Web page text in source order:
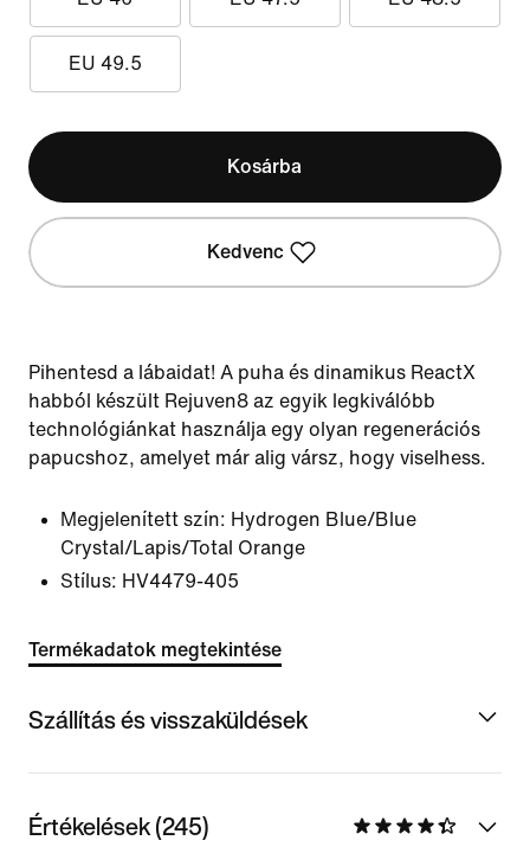
EU 49.5
Kosárba
Kedvenc
Pihentesd a lábaidat! A puha és dinamikus ReactX
habból készült Rejuven8 az egyik legkiválóbb
technológiánkat használja egy olyan regenerációs
papucshoz, amelyet már alig vársz, hogy viselhess.
Megjelenített szín: Hydrogen Blue/Blue
Crystal/Lapis/Total Orange
Stílus: HV4479-405
Termékadatok megtekintése
Szállítás és visszaküldések
Értékelések (245)